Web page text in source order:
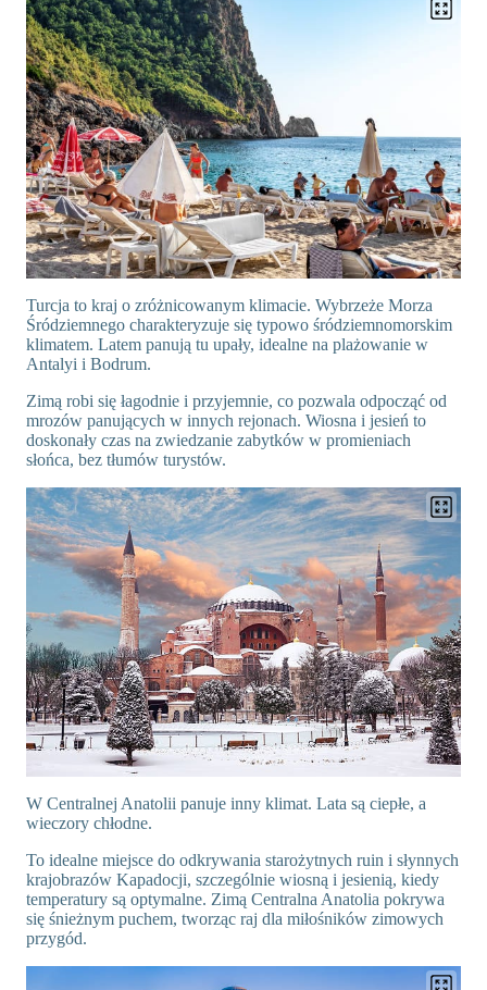
Turcja to kraj o zróżnicowanym klimacie. Wybrzeże Morza
Śródziemnego charakteryzuje się typowo śródziemnomorskim
klimatem. Latem panują tu upały, idealne na plażowanie w
Antalyi i Bodrum.
Zimą robi się łagodnie i przyjemnie, co pozwala odpocząć od
mrozów panujących w innych rejonach. Wiosna i jesień to
doskonały czas na zwiedzanie zabytków w promieniach
słońca, bez tłumów turystów.
W Centralnej Anatolii panuje inny klimat. Lata są ciepłe, a
wieczory chłodne.
To idealne miejsce do odkrywania starożytnych ruin i słynnych
krajobrazów Kapadocji, szczególnie wiosną i jesienią, kiedy
temperatury są optymalne. Zimą Centralna Anatolia pokrywa
się śnieżnym puchem, tworząc raj dla miłośników zimowych
przygód.